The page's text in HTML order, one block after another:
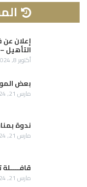
إعلان عن
التأهيل –
أكتوبر 8, 2024
بعض
مارس 21, 2024
ندوة
مارس 21, 2024
مارس 21, 2024